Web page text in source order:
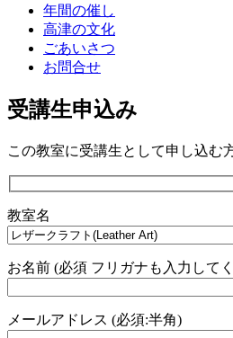
ッ
プ
年間の催し
高津の文化
ごあいさつ
お問合せ
受講生申込み
この教室に受講生として申し込む
教室名
お名前 (必須 フリガナも入力して
メールアドレス (必須:半角)